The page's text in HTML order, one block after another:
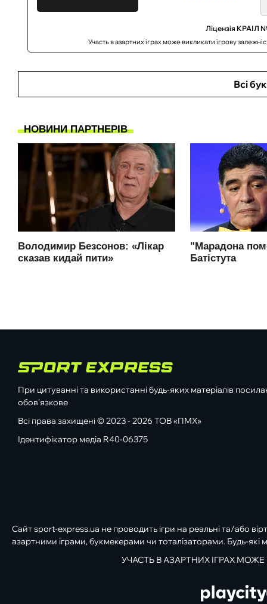
Ліцензія КРАІЛ
Участь в азартних іграх може викликати ігрову
Всі
При цитуванні та використанні будь-яких матеріалів
обов'язкове
Всі права захищені © 2023 - 2026 ТОВ «ПМХ»
Ідентифікатор медіа R40-06375
Сайт sport-express.ua не проводить ігри на реальні та/або
азартними іграми, букмекерами чи тоталізаторами. Будь-
УЧАСТЬ В АЗАРТНИХ ІГРАХ